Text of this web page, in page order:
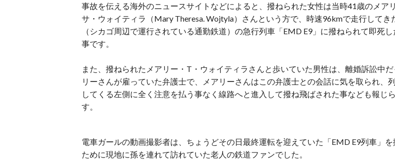
事故を伝える海外のニュースサイトなどによると、撥ねられた女性は当時41歳のメア
サ・ウォイティラ（Mary Theresa. Wojtyla）さんという方で、時速96kmで走行してき
（シカゴ周辺で運行されている通勤鉄道）の急行列車「EMD E9」に撥ねられて即死し
事です。
また、撥ねられたメアリー・T・ウォイティラさんと歩いていた男性は、離婚訴訟中
リーさんが雇っていた弁護士で、メアリーさんはこの弁護士との会話に気を取られ、
してくる左側に全く注意を払う事なく線路へと進入して撥ね飛ばされた事なども報じ
す。
電車ガールの動画撮影者は、ちょうどその日最終運転を迎えていた「EMD E9列車」を
ために現地に孫を連れて訪れていた老人の鉄道ファンでした。